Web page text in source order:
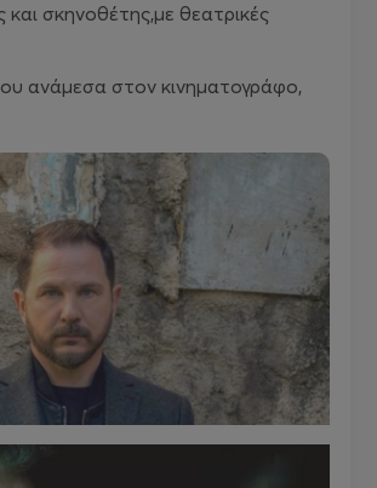
σκηνοθέτης,με θεατρικές
ανάμεσα στον κινηματογράφο,